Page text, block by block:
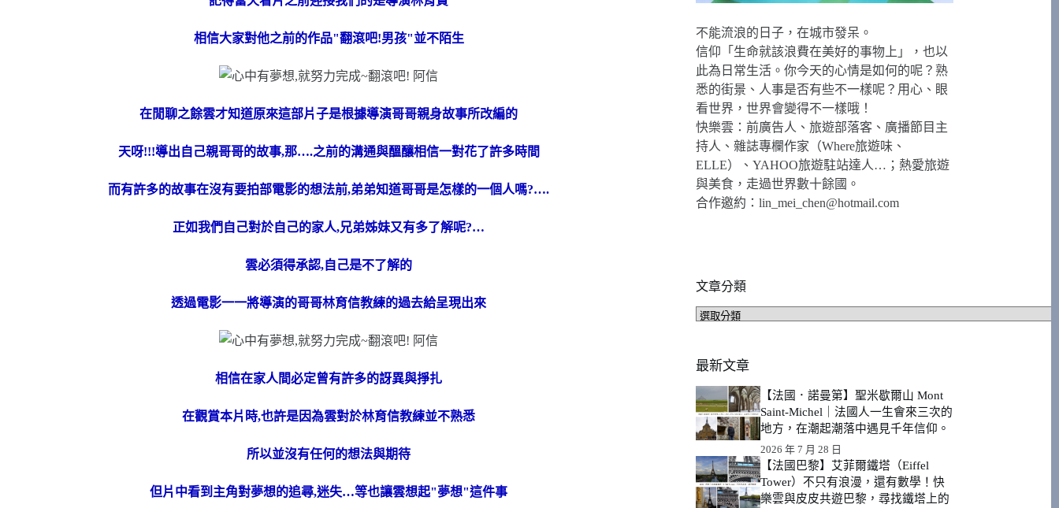
相信大家對他之前的作品"翻滾吧!男孩"並不陌生
在閒聊之餘雲才知道原來這部片子是根據導演哥哥親身故事所改編的
天呀!!!導出自己親哥哥的故事,那….之前的溝通與醞釀相信一對花了許多時間
而有許多的故事在沒有要拍部電影的想法前,弟弟知道哥哥是怎樣的一個人嗎?….
正如我們自己對於自己的家人,兄弟姊妹又有多了解呢?…
雲必須得承認,自己是不了解的
透過電影一一將導演的哥哥林育信教練的過去給呈現出來
相信在家人間必定曾有許多的訝異與掙扎
在觀賞本片時,也許是因為雲對於林育信教練並不熟悉
所以並沒有任何的想法與期待
但片中看到主角對夢想的追尋,迷失…等也讓雲想起"夢想"這件事
不能流浪的日子，在城市發呆。
信仰「生命就該浪費在美好的事物上」，也以
此為日常生活。你今天的心情是如何的呢？熟
悉的街景、人事是否有些不一樣呢？用心、眼
看世界，世界會變得不一樣哦！
快樂雲：前廣告人、旅遊部落客、廣播節目主
持人、雜誌專欄作家（Where旅遊味、
ELLE）、YAHOO旅遊駐站達人…；熱愛旅遊
與美食，走過世界數十餘國。
合作邀約：lin_mei_chen@hotmail.com
文章分類
文
類
最新文章
【法國．諾曼第】聖米歇爾山 Mont
Saint-Michel｜法國人一生會來三次的
地方，在潮起潮落中遇見千年信仰。
2026 年 7 月 28 日
【法國巴黎】艾菲爾鐵塔（Eiffel
Tower）不只有浪漫，還有數學！快
樂雲與皮皮共遊巴黎，尋找鐵塔上的